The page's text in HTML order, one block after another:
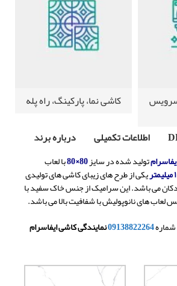
کاشی نما، پارکینگ، راه پله
اطلاعات تکمیلی درباره برند
تولید شده در سایز با لعاب
یکی از طرح های زیبای کاشی های تولیدی
می باشد.این سرامیک از جنس خاک سفید با
لعاب های نانوپولیش با شفافیت بالا می باشد.
09138822264نمایندگی کاشی ایفاسرام